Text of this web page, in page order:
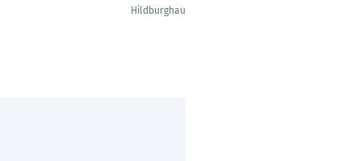
Hildburghausen